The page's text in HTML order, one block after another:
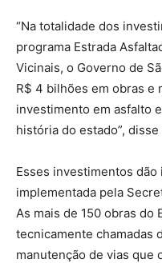
“Na totalidade dos
programa Estrada
Vicinais, o Governo de
R$ 4 bilhões em obras e
investimento em asfalto
história do estado”, disse
Esses investimentos
implementada pela
As mais de 150 obras do
tecnicamente chamadas
manutenção de vias que